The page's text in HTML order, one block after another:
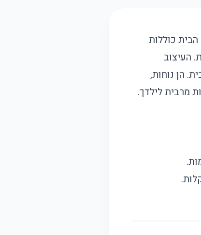
בגילאי 6 עד 36 חודשים. נעלי הבית כוללות
העיצוב
הן נוחות,
מרבית לילדך.